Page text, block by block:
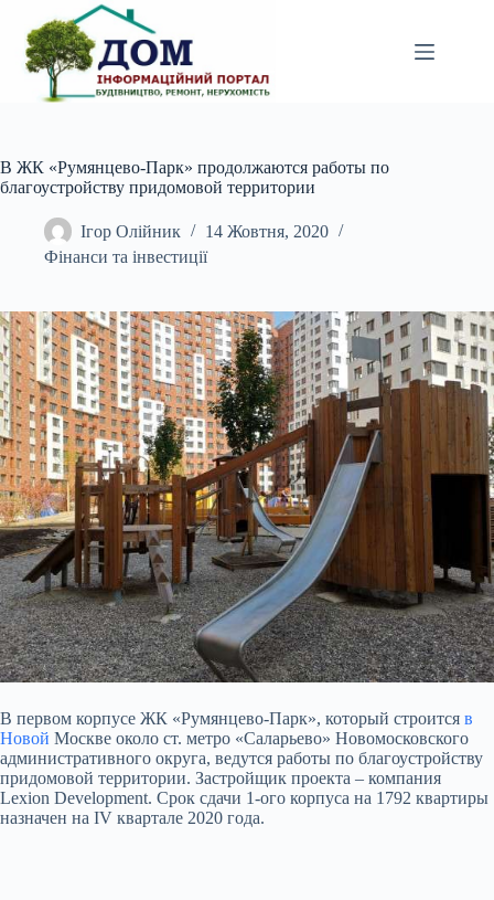
вмісту
В ЖК «Румянцево-Парк» продолжаются работы по
благоустройству придомовой территории
Ігор Олійник
14 Жовтня, 2020
Фінанси та інвестиції
В первом корпусе ЖК «Румянцево-Парк», который строится в
Новой Москве около ст. метро «Саларьево» Новомосковского
административного округа, ведутся работы по благоустройству
придомовой территории. Застройщик проекта – компания
Lexion Development. Срок сдачи 1-ого корпуса на 1792 квартиры
назначен на IV квартале 2020 года.